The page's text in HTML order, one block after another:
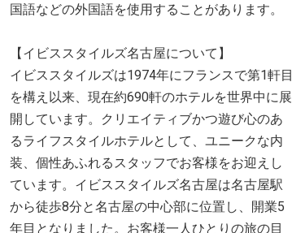
国語などの外国語を使用することがあります。
【イビススタイルズ名古屋について】
イビススタイルズは1974年にフランスで第1軒目
を構え以来、現在約690軒のホテルを世界中に展
開しています。クリエイティブかつ遊び心のあ
るライフスタイルホテルとして、ユニークな内
装、個性あふれるスタッフでお客様をお迎えし
ています。イビススタイルズ名古屋は名古屋駅
から徒歩8分と名古屋の中心部に位置し、開業5
年目となりました。お客様一人ひとりの旅の目